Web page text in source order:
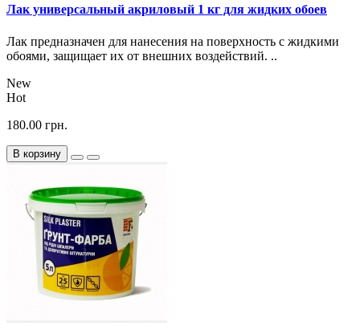
Лак универсальный акриловый 1 кг для жидких обоев
Лак предназначен для нанесения на поверхность с жидкими
обоями, защищает их от внешних воздействий. ..
New
Hot
180.00 грн.
В корзину